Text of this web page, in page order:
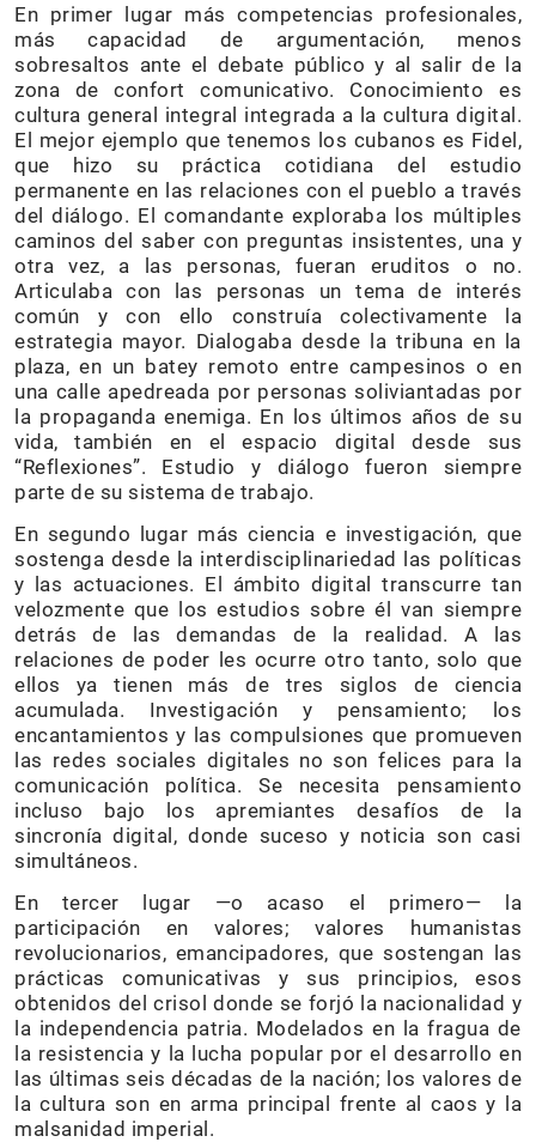
En primer lugar más competencias profesionales,
más capacidad de argumentación, menos
sobresaltos ante el debate público y al salir de la
zona de confort comunicativo. Conocimiento es
cultura general integral integrada a la cultura digital.
El mejor ejemplo que tenemos los cubanos es Fidel,
que hizo su práctica cotidiana del estudio
permanente en las relaciones con el pueblo a través
del diálogo. El comandante exploraba los múltiples
caminos del saber con preguntas insistentes, una y
otra vez, a las personas, fueran eruditos o no.
Articulaba con las personas un tema de interés
común y con ello construía colectivamente la
estrategia mayor. Dialogaba desde la tribuna en la
plaza, en un batey remoto entre campesinos o en
una calle apedreada por personas soliviantadas por
la propaganda enemiga. En los últimos años de su
vida, también en el espacio digital desde sus
“Reflexiones”. Estudio y diálogo fueron siempre
parte de su sistema de trabajo.
En segundo lugar más ciencia e investigación, que
sostenga desde la interdisciplinariedad las políticas
y las actuaciones. El ámbito digital transcurre tan
velozmente que los estudios sobre él van siempre
detrás de las demandas de la realidad. A las
relaciones de poder les ocurre otro tanto, solo que
ellos ya tienen más de tres siglos de ciencia
acumulada. Investigación y pensamiento; los
encantamientos y las compulsiones que promueven
las redes sociales digitales no son felices para la
comunicación política. Se necesita pensamiento
incluso bajo los apremiantes desafíos de la
sincronía digital, donde suceso y noticia son casi
simultáneos.
En tercer lugar —o acaso el primero— la
participación en valores; valores humanistas
revolucionarios, emancipadores, que sostengan las
prácticas comunicativas y sus principios, esos
obtenidos del crisol donde se forjó la nacionalidad y
la independencia patria. Modelados en la fragua de
la resistencia y la lucha popular por el desarrollo en
las últimas seis décadas de la nación; los valores de
la cultura son en arma principal frente al caos y la
malsanidad imperial.